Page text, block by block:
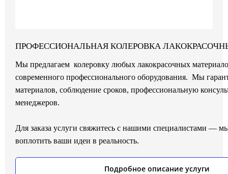
ПРОФЕССИОНАЛЬНАЯ КОЛЕРОВКА
Мы предлагаем колеровку любых лакокрасочных
современного профессионального оборудования. Мы
материалов, соблюдение сроков, профессиональную
менеджеров.
Для заказа услуги свяжитесь с нашими специалистами —
воплотить ваши идеи в реальность.
Подробное описание услуги